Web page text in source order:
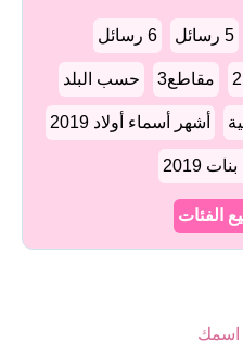
5 رسائل 6 رسائل
مقاطع3 حسب البلد
أشهر أسماء أولاد 2019
2019
الفئات
اسمك